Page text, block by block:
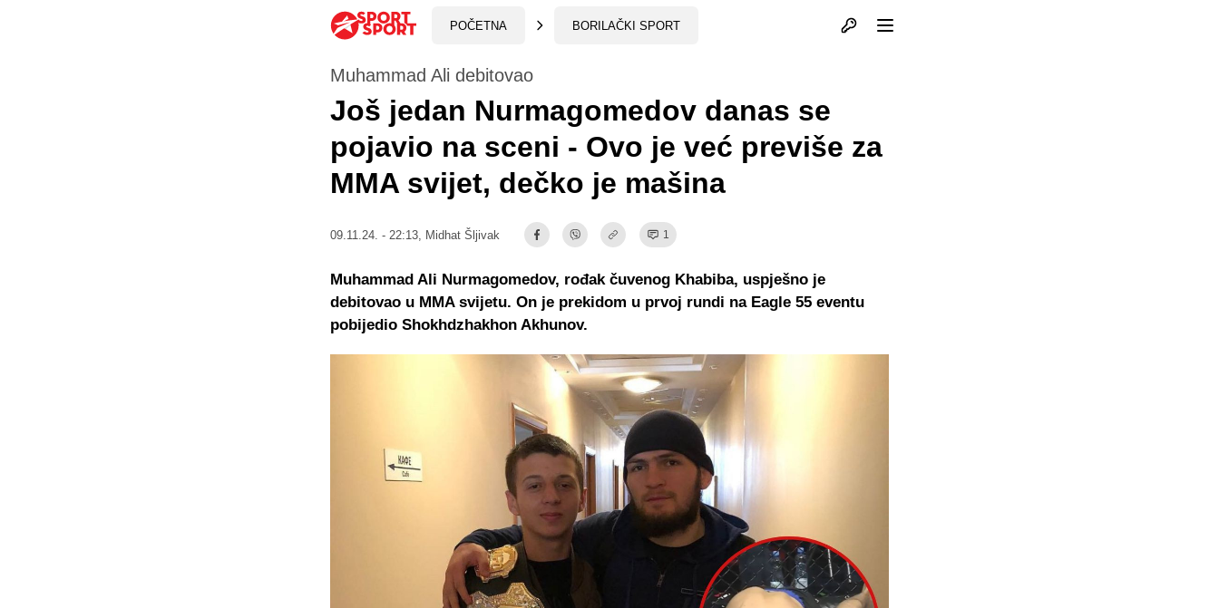
POČETNA BORILAČKI SPORT Otvori profil
Muhammad Ali debitovao
Još jedan Nurmagomedov danas se
pojavio na sceni - Ovo je već previše za
MMA svijet, dečko je mašina
09.11.24. - 22:13, Midhat Šljivak 1
Muhammad Ali Nurmagomedov, rođak čuvenog Khabiba, uspješno je
debitovao u MMA svijetu. On je prekidom u prvoj rundi na Eagle 55 eventu
pobijedio Shokhdzhakhon Akhunov.